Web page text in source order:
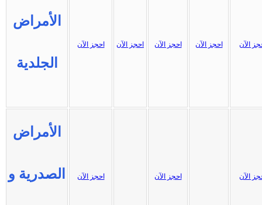
الأمراض
الجلدية
احجز الآن احجز الآن احجز الآن احجز الآن الآن
الأمراض
الصدرية و احجز الآن احجز الآن الآن